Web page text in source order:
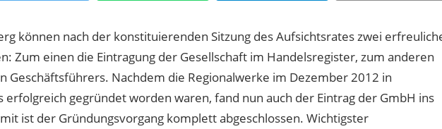
können nach der konstituierenden Sitzung des Aufsichtsrates zwei
Zum einen die Eintragung der Gesellschaft im Handelsregister, zum anderen
Geschäftsführers. Nachdem die Regionalwerke im Dezember 2012 in
gegründet worden waren, fand nun auch der Eintrag der GmbH ins
ist der Gründungsvorgang komplett abgeschlossen. Wichtigster